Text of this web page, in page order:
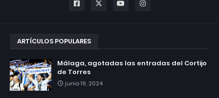
ARTÍCULOS POPULARES
Málaga, agotadas las entradas del Cortijo
de Torres
junio 19, 2024